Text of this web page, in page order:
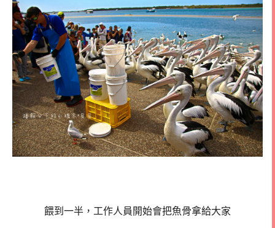
餵到一半，工作人員開始會把魚骨拿給大家